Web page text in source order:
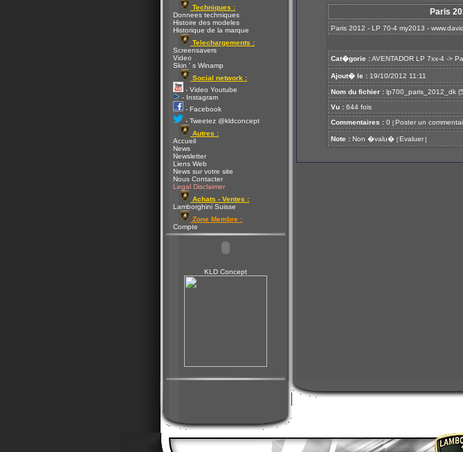
Techniques :
Donnees techniques
Histoire des modeles
Historique de la marque
Telechargements :
Screensavers
Video
Skin ' s Winamp
Social network :
- Video Youtube
- Instagram
- Facebook
- Tweetez @kldconcept
Autres :
Accueil
News
Newsletter
Liens Web
News sur votre site
Nous Contacter
Legal Disclaimer
Achats - Ventes :
Lamborghini Suisse
Zone Membre :
Compte
KLD Concept
Paris
Paris 2012 - LP 70-4 my2013 -
Cat�gorie :AVENTADOR LP 7xx-4 ->
Ajout� le : 19/10/2012 11:11
Nom du fichier : lp700_paris_2012_dk
Vu : 644 fois
Commentaires : 0 [ Poster un
Note : Non �valu� [ Evaluer ]